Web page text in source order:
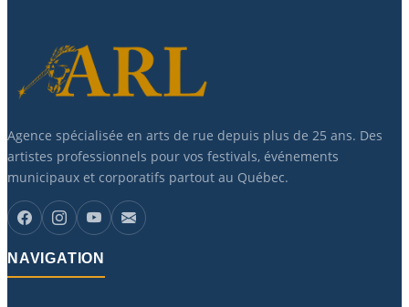
Agence spécialisée en arts de rue depuis plus de 25 ans. Des
artistes professionnels pour vos festivals, événements
municipaux et corporatifs partout au Québec.
NAVIGATION